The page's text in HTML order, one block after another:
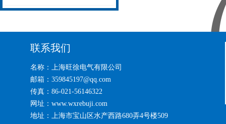
联系我们
名称：上海旺徐电气有限公司
邮箱：359845197@qq.com
传真：86-021-56146322
网址：www.wxrebuji.com
地址：上海市宝山区水产西路680弄4号楼509